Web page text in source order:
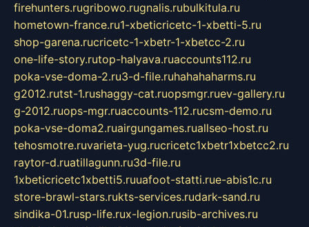
firehunters.rugribowo.rugnalis.rubulkitula.ru
hometown-france.ru1-xbeticricetc-1-xbetti-5.ru
shop-garena.rucricetc-1-xbetr-1-xbetcc-2.ru
one-life-story.rutop-halyava.ruaccounts112.ru
poka-vse-doma-2.ru3-d-file.ruhahahaharms.ru
g2012.rutst-1.rushaggy-cat.ruopsmgr.ruev-gallery.ru
g-2012.ruops-mgr.ruaccounts-112.rucsm-demo.ru
poka-vse-doma2.ruairgungames.ruallseo-host.ru
tehosmotre.ruvarieta-yug.rucricetc1xbetr1xbetcc2.ru
raytor-d.ruatillagunn.ru3d-file.ru
1xbeticricetc1xbetti5.ruuafoot-statti.rue-abis1c.ru
store-brawl-stars.rukts-services.rudark-sand.ru
sindika-01.rusp-life.rux-legion.rusib-archives.ru